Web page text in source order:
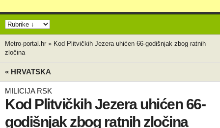
Metro-portal.hr » Kod Plitvičkih Jezera uhićen 66-godišnjak zbog ratnih
zločina
« HRVATSKA
MILICIJA RSK
Kod Plitvičkih Jezera uhićen 66-
godišnjak zbog ratnih zločina